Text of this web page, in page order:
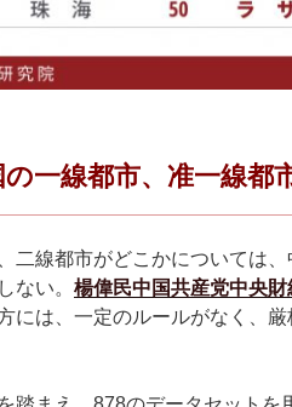
の一線都市、准一線都
二線都市がどこかについては
ない。 楊偉民中国共産党中央
には、一定のルールがなく、